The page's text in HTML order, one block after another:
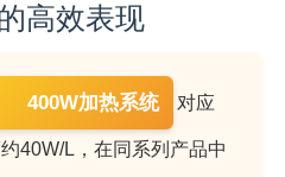
高效表现
400W加热系统 对应
40W/L，在同系列产品中